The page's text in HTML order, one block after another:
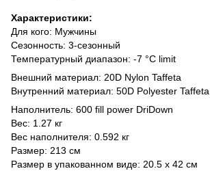
Характеристики:
Для кого: Мужчины
Сезонность: 3-сезонный
Температурный диапазон: -7 °C limit
Внешний материал: 20D Nylon Taffeta
Внутренний материал: 50D Polyester Taffeta
Наполнитель: 600 fill power DriDown
Вес: 1.27 кг
Вес наполнителя: 0.592 кг
Размер: 213 см
Размер в упакованном виде: 20.5 х 42 см